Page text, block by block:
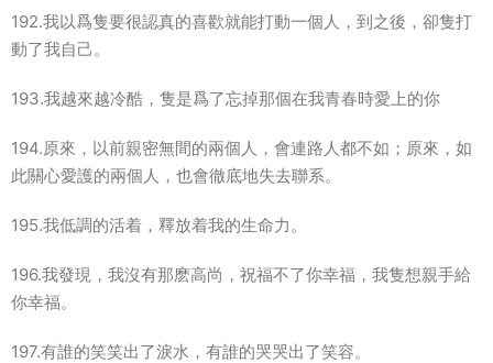
192.我以爲隻要很認真的喜歡就能打動一個人，到之後，卻隻打
動了我自己。
193.我越來越冷酷，隻是爲了忘掉那個在我青春時愛上的你
194.原來，以前親密無間的兩個人，會連路人都不如；原來，如
此關心愛護的兩個人，也會徹底地失去聯系。
195.我低調的活着，釋放着我的生命力。
196.我發現，我沒有那麽高尚，祝福不了你幸福，我隻想親手給
你幸福。
197.有誰的笑笑出了淚水，有誰的哭哭出了笑容。